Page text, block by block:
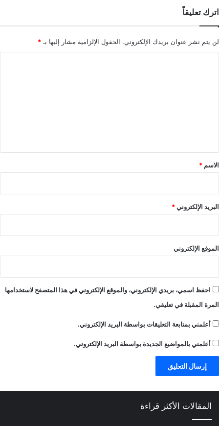
اترك تعليقاً
لن يتم نشر عنوان بريدك الإلكتروني. الحقول الإلزامية مشار إليها بـ*
*
الاسم *
البريد الإلكتروني*
الموقع الإلكتروني
احفظ اسمي، بريدي الإلكتروني، والموقع الإلكتروني في هذا المتصفح لاستخدامها
المرة المقبلة في تعليقي.
أعلمني بمتابعة التعليقات بواسطة البريد الإلكتروني.
أعلمني بالمواضيع الجديدة بواسطة البريد الإلكتروني.
المقالات الأكثر قراءة